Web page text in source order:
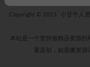
Copyright © 2023 小甘牛人
本站是一个坚持做精品资源的
重原创，如需搬资